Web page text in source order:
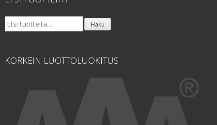
Etsi: Haku
KORKEIN LUOTTOLUOKITUS